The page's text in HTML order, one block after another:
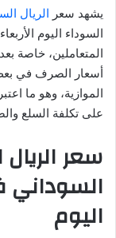
يشهد سعر الريال
المتعاملين، خاصة
أسعار الصرف في
الموازية، وهو ما
على تكلفة السلع
سعر
اليوم